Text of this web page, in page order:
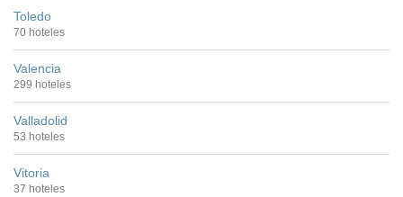
Toledo
70 hoteles
Valencia
299 hoteles
Valladolid
53 hoteles
Vitoria
37 hoteles